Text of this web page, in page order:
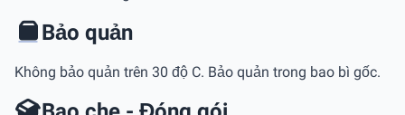
Bảo quản
Không bảo quản trên 30 độ C. Bảo quản trong bao bì gốc.